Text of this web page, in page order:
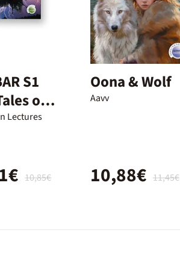
S1
of
Lectures
10,85€
Oona & Wolf
Aavv
11,45€
10,88€